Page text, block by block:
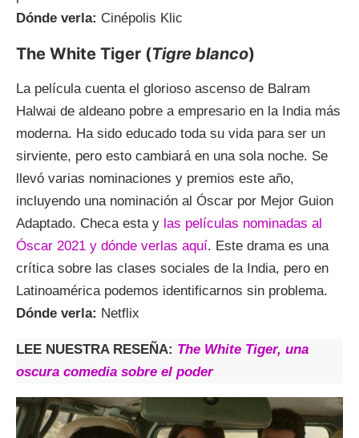
Dónde verla: Cinépolis Klic
The White Tiger (Tigre blanco)
La película cuenta el glorioso ascenso de Balram
Halwai de aldeano pobre a empresario en la India más
moderna. Ha sido educado toda su vida para ser un
sirviente, pero esto cambiará en una sola noche. Se
llevó varias nominaciones y premios este año,
incluyendo una nominación al Óscar por Mejor Guion
Adaptado. Checa esta y las películas nominadas al
Óscar 2021 y dónde verlas aquí. Este drama es una
crítica sobre las clases sociales de la India, pero en
Latinoamérica podemos identificarnos sin problema.
Dónde verla: Netflix
LEE NUESTRA RESEÑA: The White Tiger, una
oscura comedia sobre el poder